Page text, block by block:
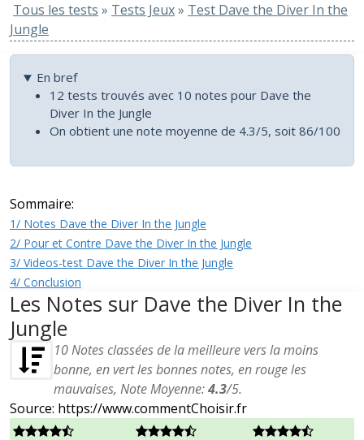
Tous les tests » Tests Jeux» Test Dave the Diver In the
Jungle
En bref
12 tests trouvés avec 10 notes pour Dave the
Diver In the Jungle
On obtient une note moyenne de 4.3/5, soit 86/100
Sommaire:
1/ Notes Dave the Diver In the Jungle
2/ Pour et Contre Dave the Diver In the Jungle
3/ Videos-test Dave the Diver In the Jungle
4/ Conclusion
Les Notes sur Dave the Diver In the
Jungle
10Notes classées de la meilleure vers la moins
bonne, en vert les bonnes notes, en rouge les
mauvaises, Note Moyenne:4.3/5.
Source: https://www.commentChoisir.fr